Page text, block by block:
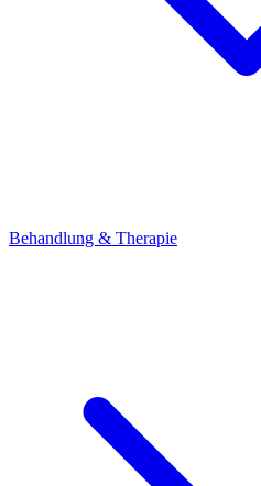
Behandlung & Therapie